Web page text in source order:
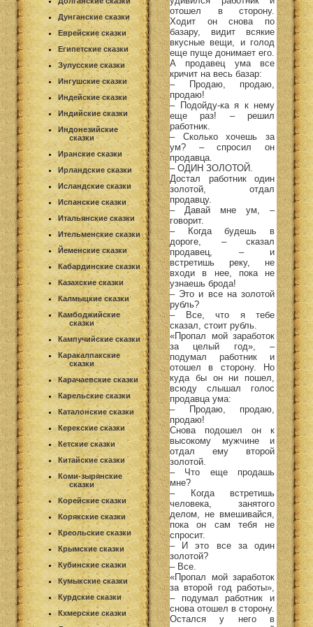
Дунганские сказки
Еврейские сказки
Египетские сказки
Зулусские сказки
Ингушские сказки
Индейские сказки
Индийские сказки
Индонезийские
сказки
Иранские сказки
Ирландские сказки
Исландские сказки
Испанские сказки
Итальянские сказки
Ительменские сказки
Йеменские сказки
Кабардинские сказки
Казахские сказки
Калмыцкие сказки
Камбоджийские
сказки
Кампучийские сказки
Каракалпакские
сказки
Карачаевские сказки
Карельские сказки
Каталонские сказки
Керекские сказки
Кетские сказки
Китайские сказки
Коми-зырянские
сказки
Корейские сказки
Корякские сказки
Креольские сказки
Крымские сказки
Кубинские сказки
Кумыкские сказки
Курдские сказки
Кхмерские сказки
отошел в сторону.
Ходит он снова по
базару, видит всякие
вкусные вещи, и голод
еще пуще донимает его.
А продавец ума все
кричит на весь базар:
– Продаю, продаю,
продаю!
– Подойду-ка я к нему
еще раз! – решил
работник.
– Сколько хочешь за
ум? – спросил он
продавца.
– ОДИН ЗОЛОТОЙ.
Достал работник один
золотой, отдал
продавцу.
– Давай мне ум, –
говорит.
– Когда будешь в
дороге, – сказал
продавец, – и
встретишь реку, не
входи в нее, пока не
узнаешь брода!
– Это и все на золотой
рубль?
– Все, что я тебе
сказал, стоит рубль.
«Пропал мой заработок
за целый год», –
подумал работник и
отошел в сторону. Но
куда бы он ни пошел,
всюду слышал голос
продавца ума:
– Продаю, продаю,
продаю!
Снова подошел он к
высокому мужчине и
отдал ему второй
золотой.
– Что еще продашь
мне?
– Когда встретишь
человека, занятого
делом, не вмешивайся,
пока он сам тебя не
спросит.
– И это все за один
золотой?
– Все.
«Пропал мой заработок
за второй год работы»,
– подумал работник и
снова отошел в сторону.
Остался у него в